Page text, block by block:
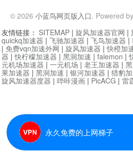
© 2026 小蓝鸟网页版入口. Powered
永久免费的上网梯子
友情链接： SITEMAP | 旋风加速器官网 |
quickq加速器 | 飞驰加速器 | 飞鸟加速器 |
| 免费vqn加速外网 | 旋风加速器 |快橙加
器 |快柠檬加速器 | 黑洞加速 | falemon |
元机场加速器 | 一元机场 | 老王加速器 |
果加速器 | 黑洞加速 | 银河加速器 | 猎豹
旋风加速器度器 | 哔咔漫画 | PicACG | 雷